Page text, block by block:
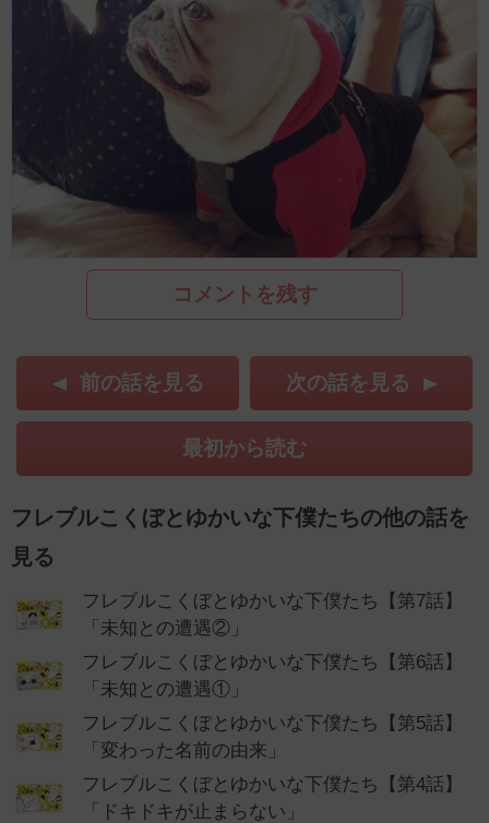
コメントを残す
前の話を見る 次の話を見る
最初から読む
フレブルこくぼとゆかいな下僕たちの他の話を
見る
フレブルこくぼとゆかいな下僕たち【第7話】
「未知との遭遇②」
フレブルこくぼとゆかいな下僕たち【第6話】
「未知との遭遇①」
フレブルこくぼとゆかいな下僕たち【第5話】
「変わった名前の由来」
フレブルこくぼとゆかいな下僕たち【第4話】
「ドキドキが止まらない」